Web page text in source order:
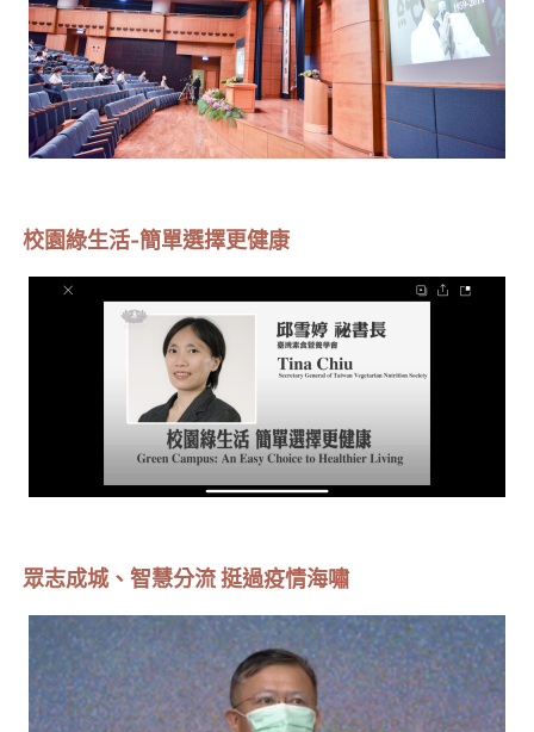
校園綠生活-簡單選擇更健康
眾志成城、智慧分流 挺過疫情海嘯